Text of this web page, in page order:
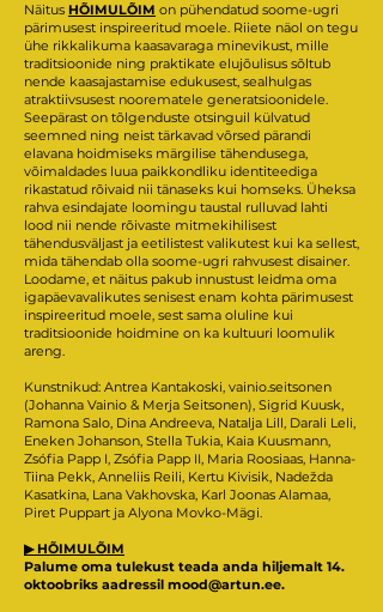
Näitus HÕIMULÕIM on pühendatud soome-ugri
pärimusest inspireeritud moele. Riiete näol on tegu
ühe rikkalikuma kaasavaraga minevikust, mille
traditsioonide ning praktikate elujõulisus sõltub
nende kaasajastamise edukusest, sealhulgas
atraktiivsusest noorematele generatsioonidele.
Seepärast on tõlgenduste otsinguil külvatud
seemned ning neist tärkavad võrsed pärandi
elavana hoidmiseks märgilise tähendusega,
võimaldades luua paikkondliku identiteediga
rikastatud rõivaid nii tänaseks kui homseks. Üheksa
rahva esindajate loomingu taustal rulluvad lahti
lood nii nende rõivaste mitmekihilisest
tähendusväljast ja eetilistest valikutest kui ka sellest,
mida tähendab olla soome-ugri rahvusest disainer.
Loodame, et näitus pakub innustust leidma oma
igapäevavalikutes senisest enam kohta pärimusest
inspireeritud moele, sest sama oluline kui
traditsioonide hoidmine on ka kultuuri loomulik
areng.
Kunstnikud: Antrea Kantakoski, vainio.seitsonen
(Johanna Vainio & Merja Seitsonen), Sigrid Kuusk,
Ramona Salo, Dina Andreeva, Natalja Lill, Darali Leli,
Eneken Johanson, Stella Tukia, Kaia Kuusmann,
Zsófia Papp I, Zsófia Papp II, Maria Roosiaas, Hanna-
Tiina Pekk, Anneliis Reili, Kertu Kivisik, Nadežda
Kasatkina, Lana Vakhovska, Karl Joonas Alamaa,
Piret Puppart ja Alyona Movko-Mägi.
▶︎ HÕIMULÕIM
Palume oma tulekust teada anda hiljemalt 14.
oktoobriks aadressil mood@artun.ee.